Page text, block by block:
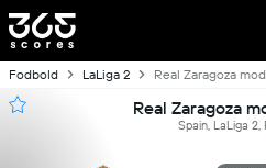
Fodbold LaLiga 2 Real Zaragoza
Real Zaragoza
Spain, LaLiga 2,